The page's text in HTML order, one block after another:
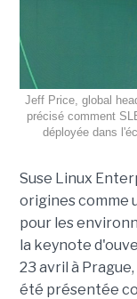
Jeff Price, global
précisé comment
déployée dans
Suse Linux
origines comme
pour les
la keynote
23 avril à
été présentée